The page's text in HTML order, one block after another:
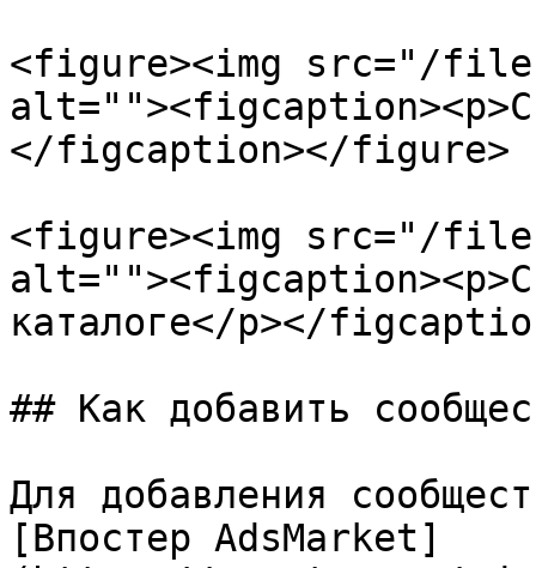
<figure><img src="/files/
</figcaption></figure>
<figure><img src="/files/
каталоге</p></
## Как добавить
Для добавления
[Впостер AdsMarket]